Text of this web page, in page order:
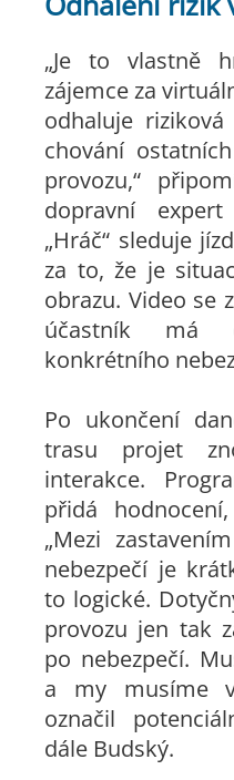
„Je to vlastně
zájemce za
odhaluje
chování
provozu,“
dopravní expert
„Hráč“ sleduje
za to, že je
obrazu. Video se
účastník má
konkrétního
Po ukončení
trasu projet
interakce.
přidá
„Mezi
nebezpečí je
to logické.
provozu jen tak
po nebezpečí.
a my musíme
označil
dále Budský.